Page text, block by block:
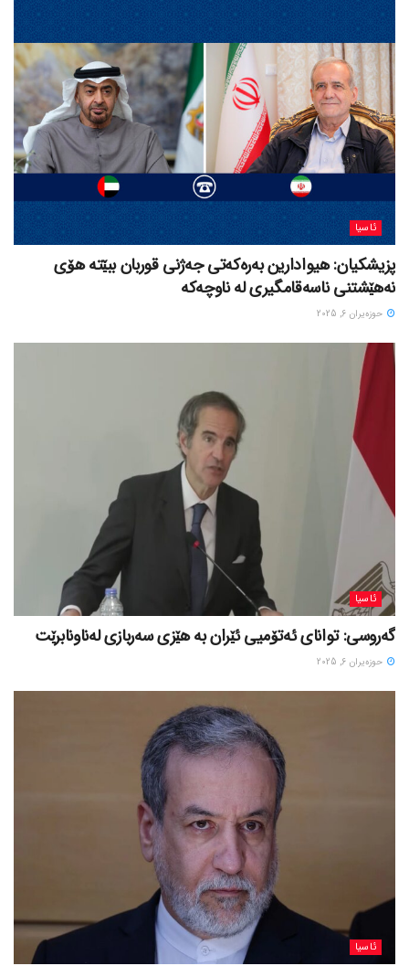
ئاسیا
پزیشکیان: هیوادارین بەرەکەتی جەژنی قوربان ببێتە هۆی
نەهێشتنی ناسەقامگیری لە ناوچەکە
حوزه‌یران 6, 2025
ئاسیا
گەروسی: توانای ئەتۆمیی ئێران بە هێزی سەربازی لەناونابرێت
حوزه‌یران 6, 2025
ئاسیا